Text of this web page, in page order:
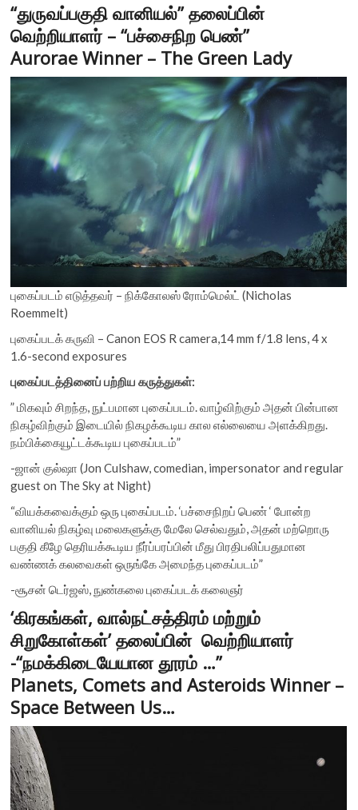
“துருவப்பகுதி வானியல்” தலைப்பின்
வெற்றியாளர் – “பச்சைநிற பெண்”
Aurorae Winner – The Green Lady
புகைப்படம் எடுத்தவர் – நிக்கோலஸ் ரோம்மெல்ட் (Nicholas
Roemmelt)
புகைப்படக் கருவி – Canon EOS R camera,14 mm f/1.8 lens, 4 x
1.6-second exposures
புகைப்படத்தினைப் பற்றிய கருத்துகள்:
” மிகவும் சிறந்த, நுட்பமான புகைப்படம். வாழ்விற்கும் அதன் பின்பான
நிகழ்விற்கும் இடையில் நிகழக்கூடிய கால எல்லையை அளக்கிறது.
நம்பிக்கையூட்டக்கூடிய புகைப்படம்”
-ஜான் குல்ஷா (Jon Culshaw, comedian, impersonator and regular
guest on The Sky at Night)
“வியக்கவைக்கும் ஒரு புகைப்படம். ‘பச்சைநிறப் பெண் ‘ போன்ற
வானியல் நிகழ்வு மலைகளுக்கு மேலே செல்வதும், அதன் மற்றொரு
பகுதி கீழே தெரியக்கூடிய நீர்ப்பரப்பின் மீது பிரதிபலிப்பதுமான
வண்ணக் கலவைகள் ஒருங்கே அமைந்த புகைப்படம்”
-சூசன் டெர்ஜஸ், நுண்கலை புகைப்படக் கலைஞர்
‘கிரகங்கள், வால்நட்சத்திரம் மற்றும்
சிறுகோள்கள்’ தலைப்பின் வெற்றியாளர்
-“நமக்கிடையேயான தூரம் …”
Planets, Comets and Asteroids Winner –
Space Between Us…